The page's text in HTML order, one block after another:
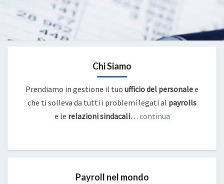
Chi Siamo
Prendiamo in gestione il tuo ufficio del personalee
che ti solleva da tutti i problemi legati al payrolls
e le relazioni sindacali… continua
Payroll nel mondo